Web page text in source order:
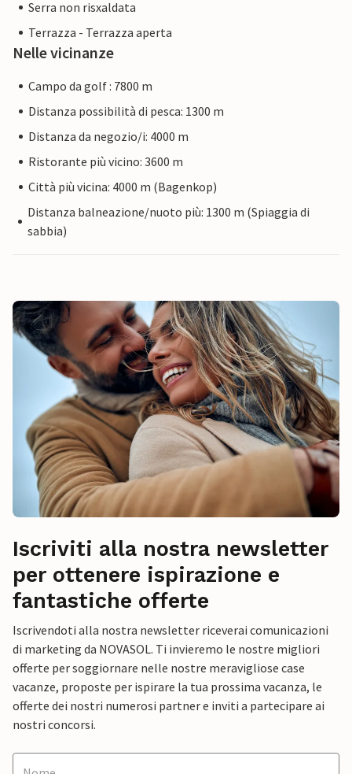
Serra non risxaldata
Terrazza - Terrazza aperta
Nelle vicinanze
Campo da golf : 7800 m
Distanza possibilità di pesca: 1300 m
Distanza da negozio/i: 4000 m
Ristorante più vicino: 3600 m
Città più vicina: 4000 m (Bagenkop)
Distanza balneazione/nuoto più: 1300 m (Spiaggia di
sabbia)
Iscriviti alla nostra newsletter
per ottenere ispirazione e
fantastiche offerte
Iscrivendoti alla nostra newsletter riceverai comunicazioni
di marketing da NOVASOL. Ti invieremo le nostre migliori
offerte per soggiornare nelle nostre meravigliose case
vacanze, proposte per ispirare la tua prossima vacanza, le
offerte dei nostri numerosi partner e inviti a partecipare ai
nostri concorsi.